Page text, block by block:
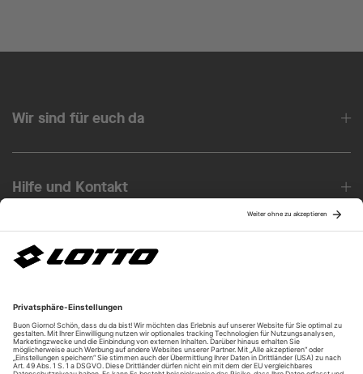
Wir sind für euch da
Hilfe und Kontakt
Über uns
Unsere Vorteile